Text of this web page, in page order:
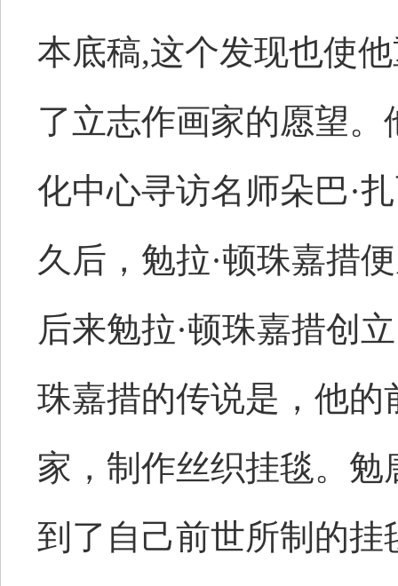
本底稿,这个发现也使
了立志作画家的愿望
化中心寻访名师朵巴·
久后，勉拉·顿珠嘉措
后来勉拉·顿珠嘉措创
珠嘉措的传说是，他
家，制作丝织挂毯。
到了自己前世所制的